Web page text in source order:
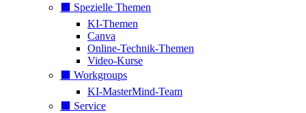
⬛️ Spezielle Themen
KI-Themen
Canva
Online-Technik-Themen
Video-Kurse
⬛️ Workgroups
KI-MasterMind-Team
⬛️ Service